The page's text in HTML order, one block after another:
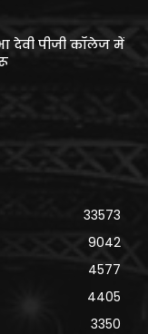
देवी पीजी कॉलेज में
33573
9042
4577
4405
3350